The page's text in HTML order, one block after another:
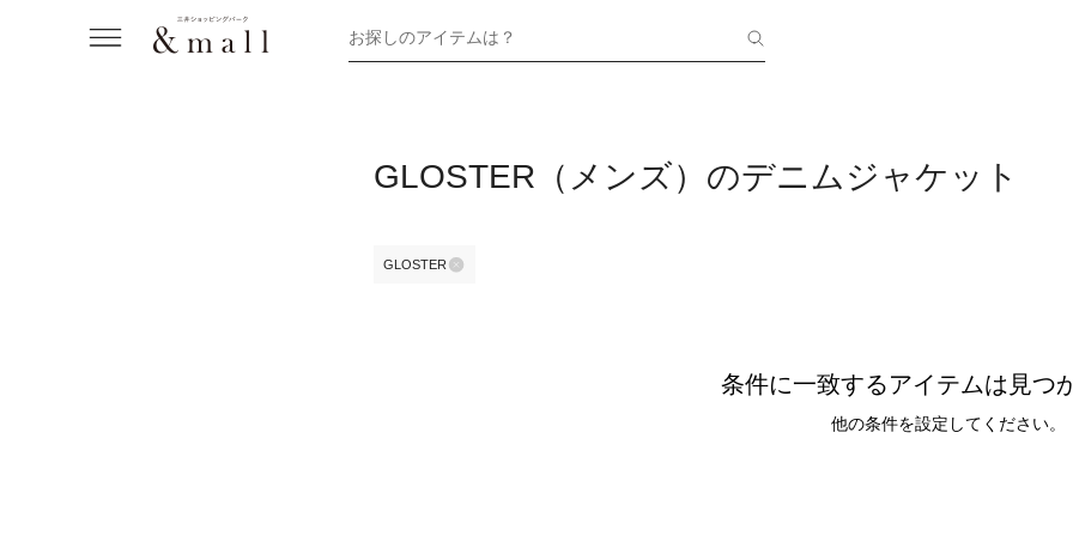
お探しのアイテムは？
GLOSTER（メンズ）のデニムジャケット
GLOSTER
条件に一致するアイテムは見つ
他の条件を設定してください。